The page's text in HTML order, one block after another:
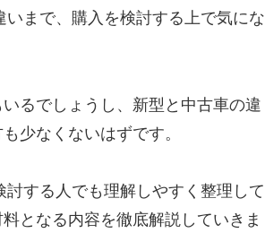
まで、購入を検討する上で気にな
るでしょうし、新型と中古車の違
少なくないはずです。
する人でも理解しやすく整理して
となる内容を徹底解説していきま